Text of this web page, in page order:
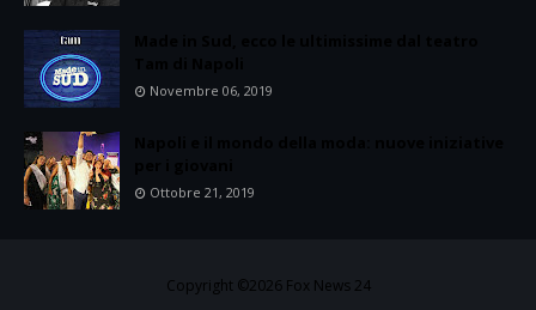
Novembre 06, 2019
Ottobre 21, 2019
Copyright ©2026 Fox News 24